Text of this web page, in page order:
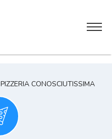
PIZZERIA CONOSCIUTISSIMA